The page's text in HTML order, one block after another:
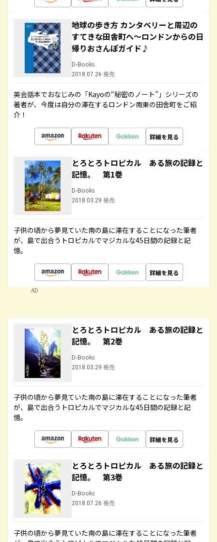
地球の歩き方 カンタベリーと周辺の
すてきな田舎町へ～ロンドンからの日
帰りおさんぽガイド♪
D-Books
2018.07.26 発売
英会話本でおなじみの「Kayoの“秘密のノート”」シリーズの
著者が、今度は自分の滞在するロンドン南東の田舎町をご紹
介！
詳細を見る
とろとろトロピカル ある旅の記録と
記憶。 第1巻
D-Books
2018.03.29 発売
子供の頃から夢見ていた南の島に滞在することになった筆者
が、島で出合うトロピカルでマジカルな45日間の記録と記
憶。
詳細を見る
AD
とろとろトロピカル ある旅の記録と
記憶。 第2巻
D-Books
2018.03.29 発売
子供の頃から夢見ていた南の島に滞在することになった筆者
が、島で出合うトロピカルでマジカルな45日間の記録と記
憶。
詳細を見る
とろとろトロピカル ある旅の記録と
記憶。 第3巻
D-Books
2018.07.26 発売
子供の頃から夢見ていた南の島に滞在することになった筆者